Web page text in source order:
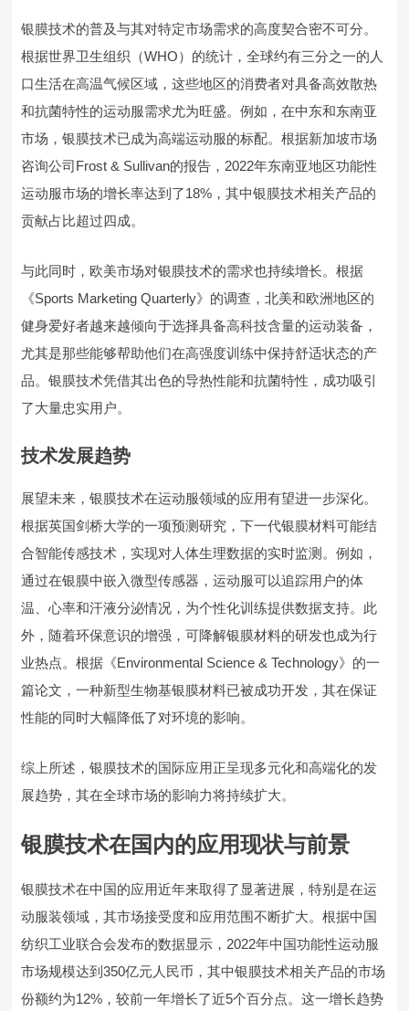
银膜技术的普及与其对特定市场需求的高度契合密不可分。
根据世界卫生组织（WHO）的统计，全球约有三分之一的人
口生活在高温气候区域，这些地区的消费者对具备高效散热
和抗菌特性的运动服需求尤为旺盛。例如，在中东和东南亚
市场，银膜技术已成为高端运动服的标配。根据新加坡市场
咨询公司Frost & Sullivan的报告，2022年东南亚地区功能性
运动服市场的增长率达到了18%，其中银膜技术相关产品的
贡献占比超过四成。
与此同时，欧美市场对银膜技术的需求也持续增长。根据
《Sports Marketing Quarterly》的调查，北美和欧洲地区的
健身爱好者越来越倾向于选择具备高科技含量的运动装备，
尤其是那些能够帮助他们在高强度训练中保持舒适状态的产
品。银膜技术凭借其出色的导热性能和抗菌特性，成功吸引
了大量忠实用户。
技术发展趋势
展望未来，银膜技术在运动服领域的应用有望进一步深化。
根据英国剑桥大学的一项预测研究，下一代银膜材料可能结
合智能传感技术，实现对人体生理数据的实时监测。例如，
通过在银膜中嵌入微型传感器，运动服可以追踪用户的体
温、心率和汗液分泌情况，为个性化训练提供数据支持。此
外，随着环保意识的增强，可降解银膜材料的研发也成为行
业热点。根据《Environmental Science & Technology》的一
篇论文，一种新型生物基银膜材料已被成功开发，其在保证
性能的同时大幅降低了对环境的影响。
综上所述，银膜技术的国际应用正呈现多元化和高端化的发
展趋势，其在全球市场的影响力将持续扩大。
银膜技术在国内的应用现状与前景
银膜技术在中国的应用近年来取得了显著进展，特别是在运
动服装领域，其市场接受度和应用范围不断扩大。根据中国
纺织工业联合会发布的数据显示，2022年中国功能性运动服
市场规模达到350亿元人民币，其中银膜技术相关产品的市场
份额约为12%，较前一年增长了近5个百分点。这一增长趋势